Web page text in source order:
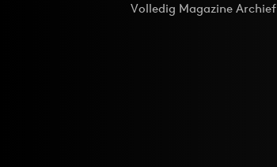
Volledig Magazine Archief